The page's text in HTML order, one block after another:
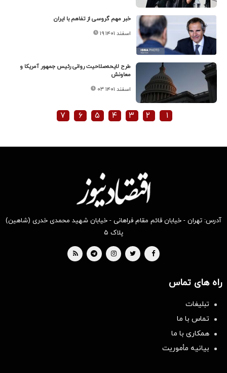
خبر مهم گروسی از تفاهم با ایران
۱۹ اسفند ۱۴۰۱
طرح لایحه‌صلاحیت روانی رئیس جمهور آمریکا و
معاونش
۰۳ اسفند ۱۴۰۱
۱ ۲ ۳ ۴ ۵ ۶ ۷
آدرس: تهران - خیابان قائم مقام فراهانی - خیابان شهید محمدی خدری (شاهین)
پلاک ۵
راه های تماس
تبلیغات
تماس با ما
همکاری با ما
بیانیه مأموریت